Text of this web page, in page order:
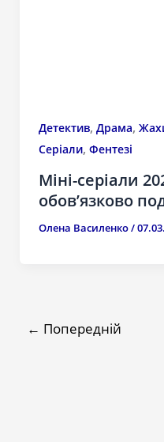
Детектив, Драма,
Серіали, Фентезі
Міні-серіали
обов’язково
Олена Василенко/
← Попередній